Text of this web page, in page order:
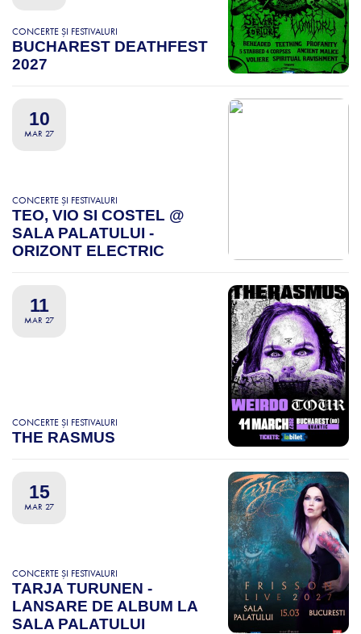
CONCERTE ȘI FESTIVALURI
BUCHAREST DEATHFEST
2027
10
MAR 27
CONCERTE ȘI FESTIVALURI
TEO, VIO SI COSTEL @
SALA PALATULUI -
ORIZONT ELECTRIC
11
MAR 27
CONCERTE ȘI FESTIVALURI
THE RASMUS
15
MAR 27
CONCERTE ȘI FESTIVALURI
TARJA TURUNEN -
LANSARE DE ALBUM LA
SALA PALATULUI